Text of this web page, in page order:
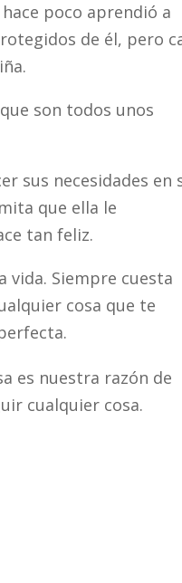
poco aprendió a
de él, pero
son todos unos
sus necesidades en
que ella le
tan feliz.
vida. Siempre cuesta
cosa que te
es nuestra razón de
cualquier cosa.